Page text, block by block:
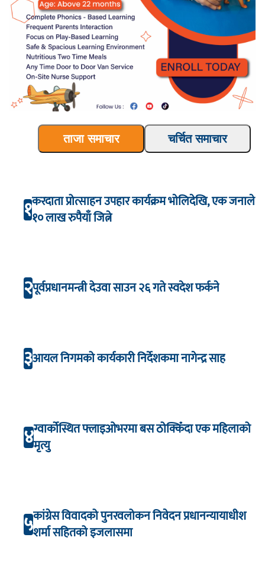
ताजा समाचार चर्चित समाचार
१करदाता प्रोत्साहन उपहार कार्यक्रम भाेलिदेखि, एक जनाले
१० लाख रुपैयाँ जित्ने
२पूर्वप्रधानमन्त्री देउवा साउन २६ गते स्वदेश फर्कने
३आयल निगमको कार्यकारी निर्देशकमा नागेन्द्र साह
४ग्वार्कोस्थित फ्लाइओभरमा बस ठोक्किँदा एक महिलाको
मृत्यु
५कांग्रेस विवादको पुनरवलोकन निवेदन प्रधानन्यायाधीश
शर्मा सहितको इजलासमा